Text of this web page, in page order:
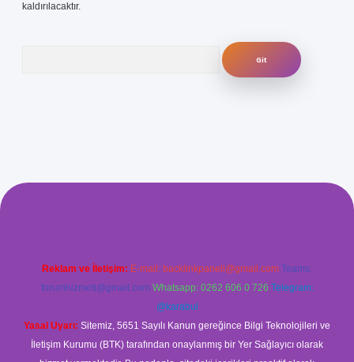
kaldırılacaktır.
mi
Reklam ve İletişim: E-mail: backlinkpaneli@gmail.com Teams:
forumhizmeti@gmail.com Whatsapp: 0262 606 0 726 Telegram:
@karabul
Yasal Uyarı: Sitemiz, 5651 Sayılı Kanun gereğince Bilgi Teknolojileri ve
İletişim Kurumu (BTK) tarafından onaylanmış bir Yer Sağlayıcı olarak